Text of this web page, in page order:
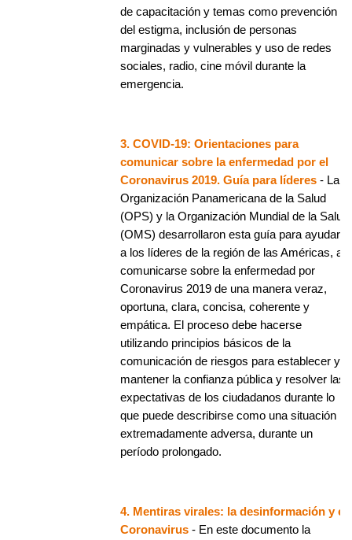
de capacitación y temas como prevención
del estigma, inclusión de personas
marginadas y vulnerables y uso de redes
sociales, radio, cine móvil durante la
emergencia.
3. COVID-19: Orientaciones para
comunicar sobre la enfermedad por el
Coronavirus 2019. Guía para líderes - La
Organización Panamericana de la Salud
(OPS) y la Organización Mundial de la Salud
(OMS) desarrollaron esta guía para ayudar
a los líderes de la región de las Américas, a
comunicarse sobre la enfermedad por
Coronavirus 2019 de una manera veraz,
oportuna, clara, concisa, coherente y
empática. El proceso debe hacerse
utilizando principios básicos de la
comunicación de riesgos para establecer y
mantener la confianza pública y resolver las
expectativas de los ciudadanos durante lo
que puede describirse como una situación
extremadamente adversa, durante un
período prolongado.
4. Mentiras virales: la desinformación y el
Coronavirus - En este documento la